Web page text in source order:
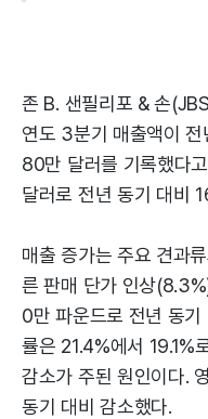
존 B. 샌필리포 & 손
연도 3분기 매출액이
80만 달러를 기록했다
달러로 전년 동기 대비
매출 증가는 주요 견과
른 판매 단가 인상
0만 파운드로 전년 동
률은 21.4%에서 19.1%
감소가 주된 원인이다.
동기 대비 감소했다.